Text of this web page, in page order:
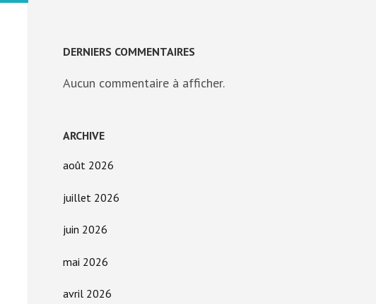
DERNIERS COMMENTAIRES
Aucun commentaire à afficher.
ARCHIVE
août 2026
juillet 2026
juin 2026
mai 2026
avril 2026